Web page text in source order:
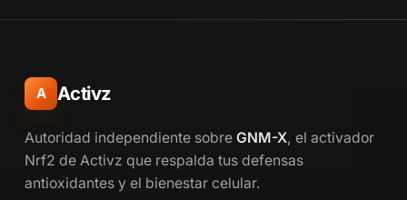
A Activz
Autoridad independiente sobre GNM-X, el activador
Nrf2 de Activz que respalda tus defensas
antioxidantes y el bienestar celular.